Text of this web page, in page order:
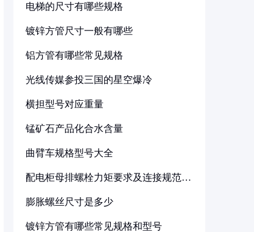
电梯的尺寸有哪些规格
镀锌方管尺寸一般有哪些
铝方管有哪些常见规格
光线传媒参投三国的星空爆冷
横担型号对应重量
锰矿石产品化合水含量
曲臂车规格型号大全
配电柜母排螺栓力矩要求及连接规范详
膨胀螺丝尺寸是多少
镀锌方管有哪些常见规格和型号